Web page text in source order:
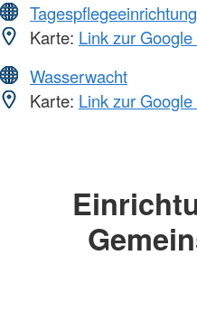
Tagespflegeeinrichtung
Karte: Link zur
Wasserwacht
Karte: Link zur